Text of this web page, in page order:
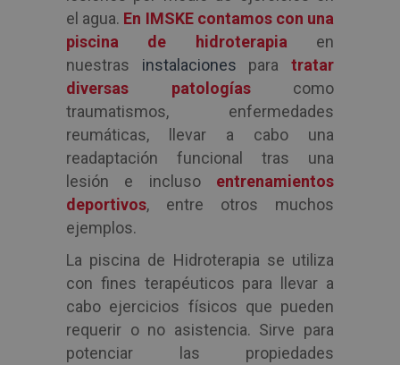
el agua. En IMSKE contamos con una
piscina de hidroterapia en
nuestras instalaciones paratratar
diversas patologíascomo
traumatismos, enfermedades
reumáticas, llevar a cabo una
readaptación funcional tras una
lesión e inclusoentrenamientos
deportivos, entre otros muchos
ejemplos.
La piscina de Hidroterapia se utiliza
con fines terapéuticos para llevar a
cabo ejercicios físicos que pueden
requerir o no asistencia. Sirve para
potenciar las propiedades